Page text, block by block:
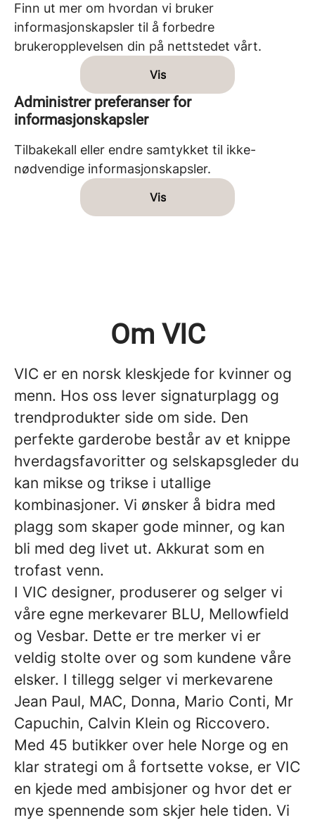
Finn ut mer om hvordan vi bruker
informasjonskapsler til å forbedre
brukeropplevelsen din på nettstedet vårt.
Vis
Administrer preferanser for
informasjonskapsler
Tilbakekall eller endre samtykket til ikke-
nødvendige informasjonskapsler.
Vis
Om VIC
VIC er en norsk kleskjede for kvinner og
menn. Hos oss lever signaturplagg og
trendprodukter side om side. Den
perfekte garderobe består av et knippe
hverdagsfavoritter og selskapsgleder du
kan mikse og trikse i utallige
kombinasjoner. Vi ønsker å bidra med
plagg som skaper gode minner, og kan
bli med deg livet ut. Akkurat som en
trofast venn.
I VIC designer, produserer og selger vi
våre egne merkevarer BLU, Mellowfield
og Vesbar. Dette er tre merker vi er
veldig stolte over og som kundene våre
elsker. I tillegg selger vi merkevarene
Jean Paul, MAC, Donna, Mario Conti, Mr
Capuchin, Calvin Klein og Riccovero.
Med 45 butikker over hele Norge og en
klar strategi om å fortsette vokse, er VIC
en kjede med ambisjoner og hvor det er
mye spennende som skjer hele tiden. Vi